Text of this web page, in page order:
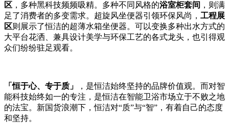
区 ，多种黑科技频频吸精。多种不同风格的浴室柜套间 ，则满
足了消费者的多变需求。超旋风坐便器引领环保风尚， 工程展
区则展示了恒洁的超薄水箱坐便器。可以变换多种出水方式的
大平台花洒、兼具设计美学与环保工艺的各式龙头，也引得观
众们纷纷驻足观看。
「恒于心、专于质」
，是恒洁始终坚持的品牌价值观。而对智
能科技始终如一的专注，是恒洁在智能卫浴市场立于不败之地
的法宝。新国货浪潮下，恒洁对“质”与“智”，有着自己的态度
和坚持。